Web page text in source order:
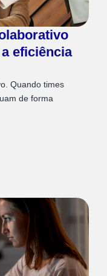
eficiência
Quando times
de forma